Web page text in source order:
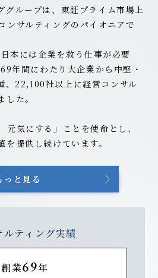
グループは、東証プライム市場上
ンサルティングのパイオニアで
本には企業を救う仕事が必要
69年間にわたり大企業から中堅・
、22,100社以上に経営コンサル
た。
元気にする」ことを使命とし、
提供し続けています。
っと見る
ルティング実績
創業69年